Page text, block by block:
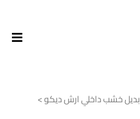
بديل خشب داخلي ارش ديكو>